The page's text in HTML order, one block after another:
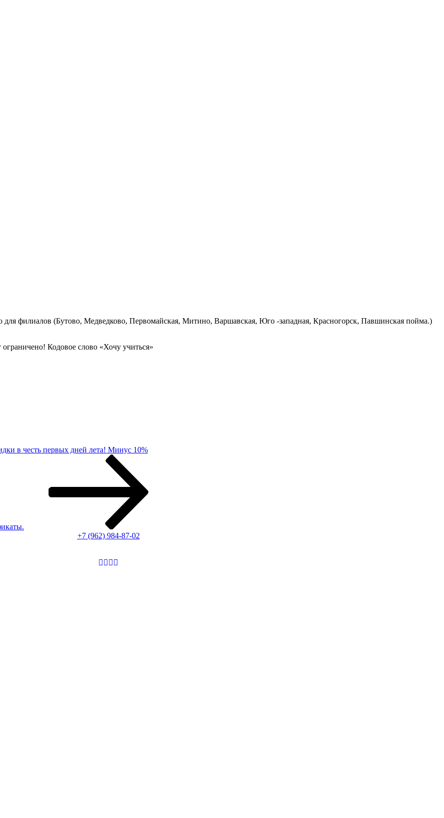
для филиалов (Бутово, Медведково, Первомайская, Митино, Варшавская, Юго -западная, Красногорск, Павшинская пойма.)
Кодовое слово «Хочу учиться»
в честь первых дней лета! Минус 10%
+7 (962) 984-87-02